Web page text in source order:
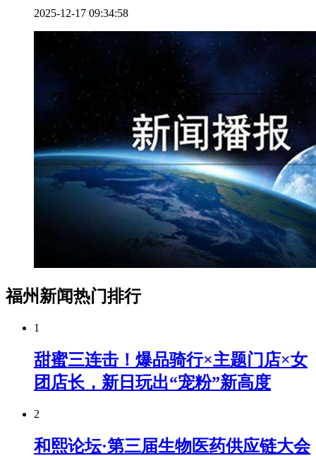
2025-12-17 09:34:58
福州新闻热门排行
1
甜蜜三连击！爆品骑行×主题门店×女
团店长，新日玩出“宠粉”新高度
2
和熙论坛·第三届生物医药供应链大会